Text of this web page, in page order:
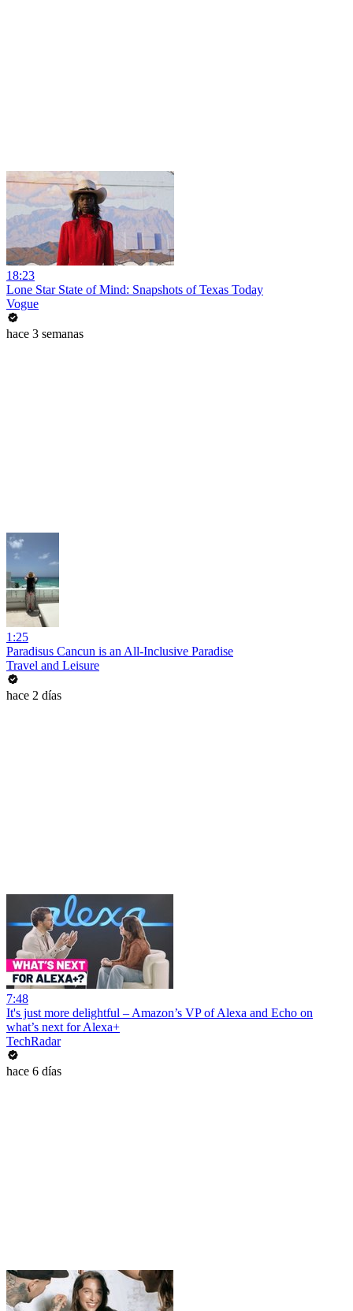
18:23
Lone Star State of Mind: Snapshots of Texas Today
Vogue
hace 3 semanas
1:25
Paradisus Cancun is an All-Inclusive Paradise
Travel and Leisure
hace 2 días
7:48
It's just more delightful – Amazon’s VP of Alexa and Echo on
what’s next for Alexa+
TechRadar
hace 6 días